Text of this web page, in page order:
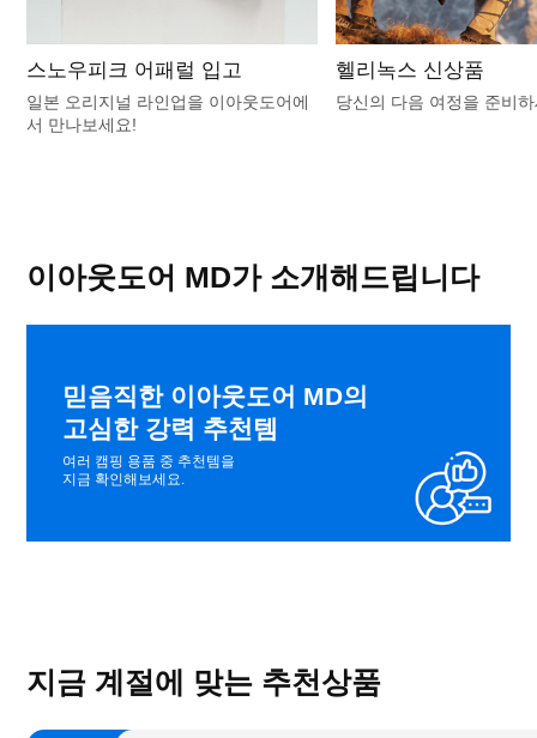
스노우피크 어패럴 입고
일본 오리지널 라인업을 이아웃도어에
서 만나보세요!
헬리녹스 신상품
당신의 다음 여정을 준비
이아웃도어 MD가 소개해드립니다
믿음직한 이아웃도어 MD의
고심한 강력 추천템
여러 캠핑 용품 중 추천템을
지금 확인해보세요.
지금 계절에 맞는 추천상품